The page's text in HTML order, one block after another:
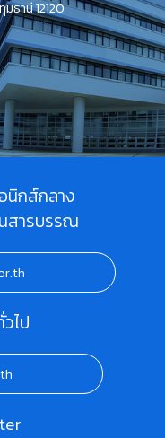
ธานี 12120
นิกส์กลาง
สารบรรณ
ไป